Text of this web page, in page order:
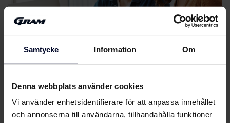
Samtycke Information Om
Denna webbplats använder cookies
Vi använder enhetsidentifierare för att anpassa innehållet
och annonserna till användarna, tillhandahålla funktioner
Filerladda ner
Energimärkning
Energimärkning
Användarhandbok